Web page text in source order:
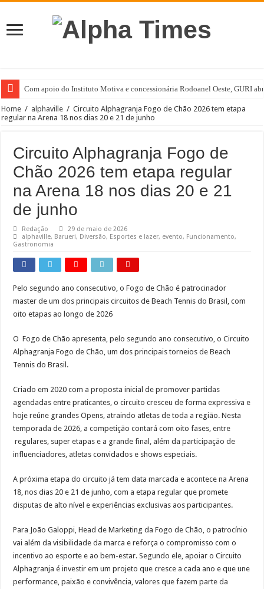
Com apoio do Instituto Motiva e concessionária Rodoanel Oeste, GURI
Home / alphaville / Circuito Alphagranja Fogo de Chão 2026 tem etapa
regular na Arena 18 nos dias 20 e 21 de junho
Circuito Alphagranja Fogo de
Chão 2026 tem etapa regular
na Arena 18 nos dias 20 e 21
de junho
Redação
29 de maio de 2026
alphaville, Barueri, Diversão, Esportes e lazer, evento, Funcionamento,
Gastronomia
Pelo segundo ano consecutivo, o Fogo de Chão é patrocinador
master de um dos principais circuitos de Beach Tennis do Brasil, com
oito etapas ao longo de 2026
O Fogo de Chão apresenta, pelo segundo ano consecutivo, o Circuito
Alphagranja Fogo de Chão, um dos principais torneios de Beach
Tennis do Brasil.
Criado em 2020 com a proposta inicial de promover partidas
agendadas entre praticantes, o circuito cresceu de forma expressiva e
hoje reúne grandes Opens, atraindo atletas de toda a região. Nesta
temporada de 2026, a competição contará com oito fases, entre
regulares, super etapas e a grande final, além da participação de
influenciadores, atletas convidados e shows especiais.
A próxima etapa do circuito já tem data marcada e acontece na Arena
18, nos dias 20 e 21 de junho, com a etapa regular que promete
disputas de alto nível e experiências exclusivas aos participantes.
Para João Galoppi, Head de Marketing da Fogo de Chão, o patrocínio
vai além da visibilidade da marca e reforça o compromisso com o
incentivo ao esporte e ao bem-estar. Segundo ele, apoiar o Circuito
Alphagranja é investir em um projeto que cresce a cada ano e que une
performance, paixão e convivência, valores que fazem parte da